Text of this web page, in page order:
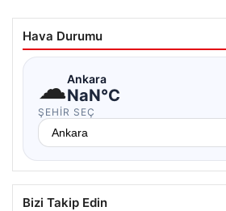
Hava Durumu
☁Ankara
NaN°C
ŞEHIR SEÇ
Bizi Takip Edin